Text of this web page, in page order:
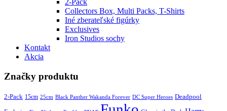
2-Pack
Collectors Box, Multi Packs, T-Shirts
Iné zberateľské figúrky
Exclusives
Iron Studios sochy
Kontakt
Akcia
Značky produktu
2-Pack 15cm 25cm Black Panther Wakanda Forever DC Super Heroes Deadpool